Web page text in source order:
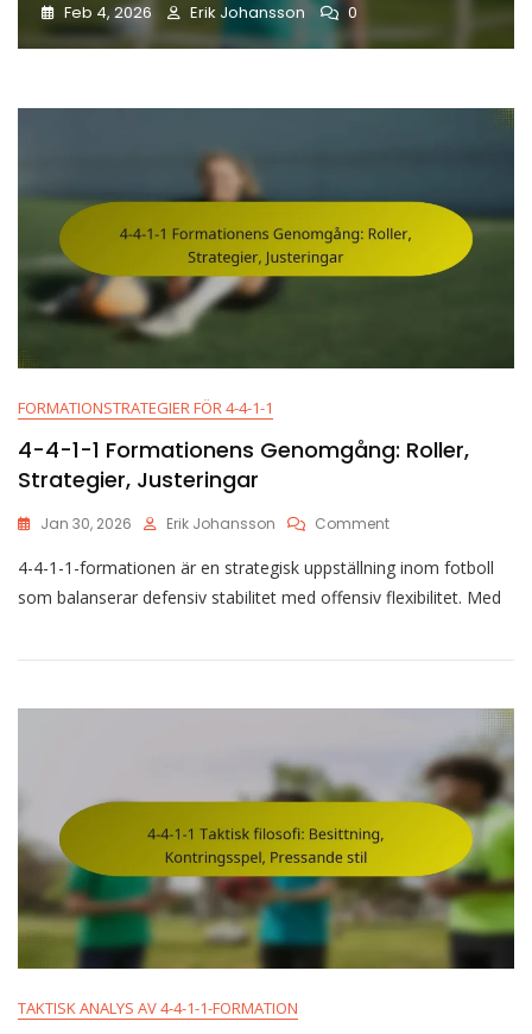
Feb 4, 2026 Erik Johansson 0
FORMATIONSTRATEGIER FÖR 4-4-1-1
4-4-1-1 Formationens Genomgång: Roller,
Strategier, Justeringar
Jan 30, 2026 Erik Johansson CommentOn
4-
1-
Genomgång:
4-4-1-1-formationen är en strategisk uppställning inom fotboll
som balanserar defensiv stabilitet med offensiv flexibilitet. Med
TAKTISK ANALYS AV 4-4-1-1-FORMATION